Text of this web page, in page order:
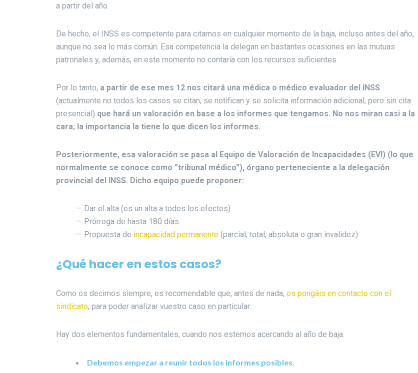
a partir del año.
De hecho, el INSS es competente para citarnos en cualquier momento de la baja, incluso antes del año,
aunque no sea lo más común. Esa competencia la delegan en bastantes ocasiones en las mutuas
patronales y, además, en este momento no contaría con los recursos suficientes.
Por lo tanto, a partir de ese mes 12 nos citará una médica o médico evaluador del INSS
(actualmente no todos los casos se citan; se notifican y se solicita información adicional, pero sin cita
presencial) que hará un valoración en base a los informes que tengamos. No nos miran casi a la
cara; la importancia la tiene lo que dicen los informes.
Posteriormente, esa valoración se pasa al Equipo de Valoración de Incapacidades (EVI) (lo que
normalmente se conoce como “tribunal médico”), órgano perteneciente a la delegación
provincial del INSS. Dicho equipo puede proponer:
— Dar el alta (es un alta a todos los efectos)
— Prórroga de hasta 180 días
— Propuesta de incapacidad permanente (parcial, total, absoluta o gran invalidez)
¿Qué hacer en estos casos?
Como os decimos siempre, es recomendable que, antes de nada, os pongáis en contacto con el
sindicato, para poder analizar vuestro caso en particular.
Hay dos elementos fundamentales, cuando nos estemos acercando al año de baja:
Debemos empezar a reunir todos los informes posibles.